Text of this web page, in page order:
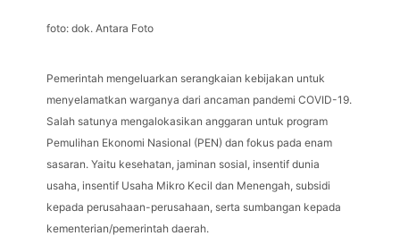
foto: dok. Antara Foto
Pemerintah mengeluarkan serangkaian kebijakan untuk
menyelamatkan warganya dari ancaman pandemi COVID-19.
Salah satunya mengalokasikan anggaran untuk program
Pemulihan Ekonomi Nasional (PEN) dan fokus pada enam
sasaran. Yaitu kesehatan, jaminan sosial, insentif dunia
usaha, insentif Usaha Mikro Kecil dan Menengah, subsidi
kepada perusahaan-perusahaan, serta sumbangan kepada
kementerian/pemerintah daerah.